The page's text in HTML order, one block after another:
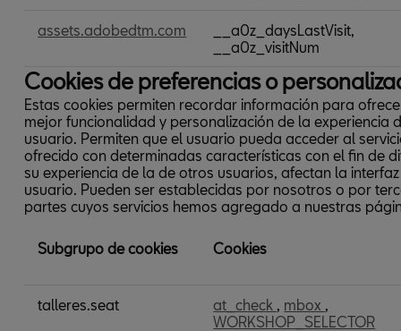
assets.adobedtm.com
__a0z_daysLastVisit,
__a0z_visitNum
Cookies de preferencias o
Estas cookies permiten recordar información para
mejor funcionalidad y personalización de la experiencia
usuario. Permiten que el usuario pueda acceder al
ofrecido con determinadas características con el fin de
su experiencia de la de otros usuarios, afectan la
usuario. Pueden ser establecidas por nosotros o por
partes cuyos servicios hemos agregado a nuestras
de
Subgrupo de cookies Cookies
talleres.seat at_check , mbox ,
WORKSHOP_SELECTOR